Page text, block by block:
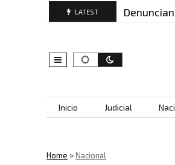
LATEST
Denuncian a
Skip to content
Inicio Judicial
Home >Nacional